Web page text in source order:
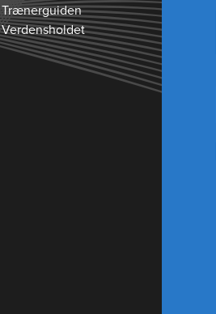
Trænerguiden
Verdensholdet